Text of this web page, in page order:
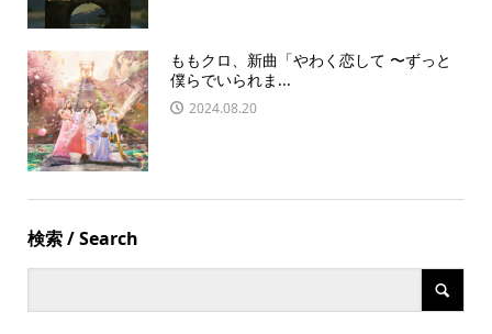
ももクロ、新曲「やわく恋して 〜ずっと
僕らでいられま...
2024.08.20
検索 / Search